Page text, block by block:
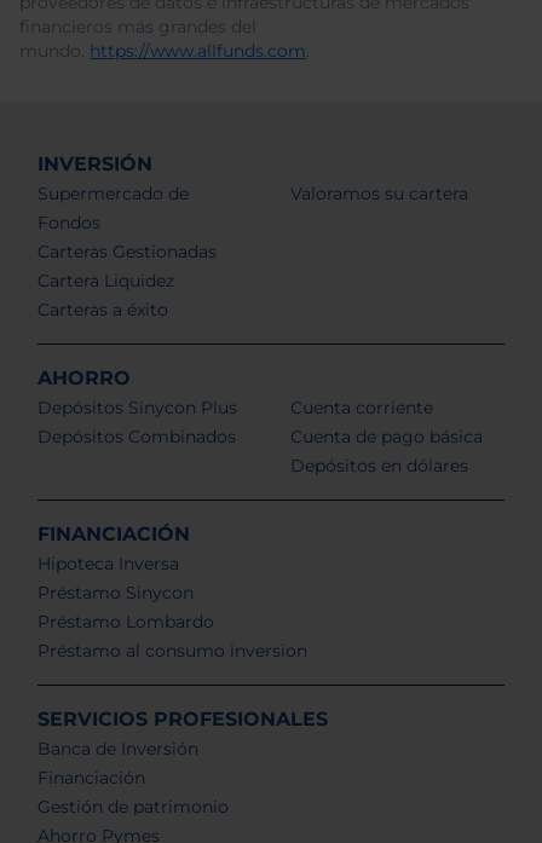
financieros más grandes del
mundo. https://www.allfunds.com.
INVERSIÓN
Supermercado de
Fondos
Carteras Gestionadas
Cartera Liquidez
Carteras a éxito
Valoramos su cartera
AHORRO
Depósitos Sinycon Plus
Depósitos Combinados
Cuenta corriente
Cuenta de pago básica
Depósitos en dólares
FINANCIACIÓN
Hipoteca Inversa
Préstamo Sinycon
Préstamo Lombardo
Préstamo al consumo inversion
SERVICIOS PROFESIONALES
Banca de Inversión
Financiación
Gestión de patrimonio
Ahorro Pymes